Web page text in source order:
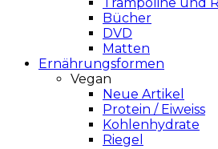
Bücher
DVD
Matten
Ernährungsformen
Vegan
Neue Artikel
Protein / Eiweiss
Kohlenhydrate
Riegel